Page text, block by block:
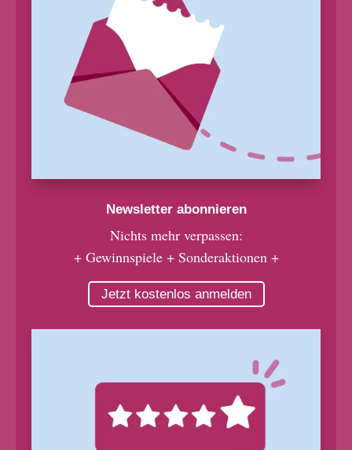
Newsletter abonnieren
Nichts mehr verpassen:
+ Gewinnspiele + Sonderaktionen +
Jetzt kostenlos anmelden